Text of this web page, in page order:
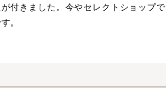
付きました。今やセレクトショップで
。